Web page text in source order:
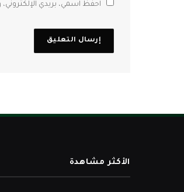
احفظ اسمي، بريدي
الأكثر مشاهدة